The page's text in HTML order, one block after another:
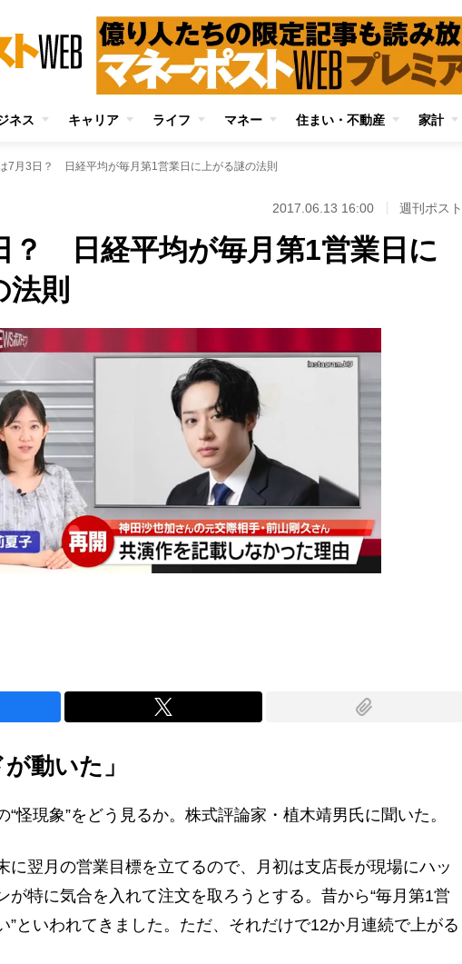
ネス キャリア ライフ マネー 住まい・不動産 家計
7月3日？ 日経平均が毎月第1営業日に上がる謎の法則
2017.06.13 16:00 週刊ポスト
？ 日経平均が毎月第1営業日に
則
動いた」
怪現象”をどう見るか。株式評論家・植木靖男氏に聞いた。
に翌月の営業目標を立てるので、月初は支店長が現場にハッ
が特に気合を入れて注文を取ろうとする。昔から“毎月第1営
”といわれてきました。ただ、それだけで12か月連続で上がる